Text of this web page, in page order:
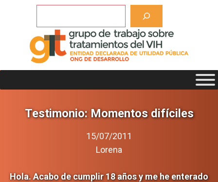
Testimonio: Momentos difíciles
15/07/2011
Lorena
Hola. Acabo de cumplir 18 años y me he enterado